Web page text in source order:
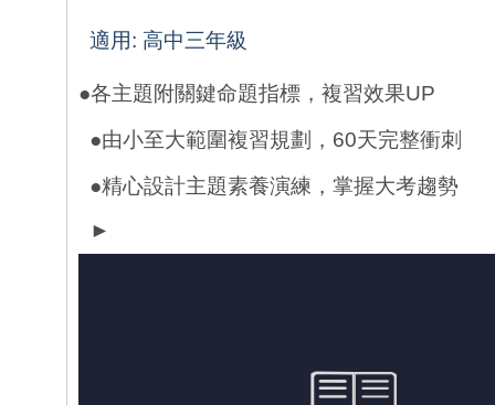
適用: 高中三年級
●各主題附關鍵命題指標，複習效果UP
●由小至大範圍複習規劃， 60天完整衝刺
●精心設計主題素養演練，掌握大考趨勢
►